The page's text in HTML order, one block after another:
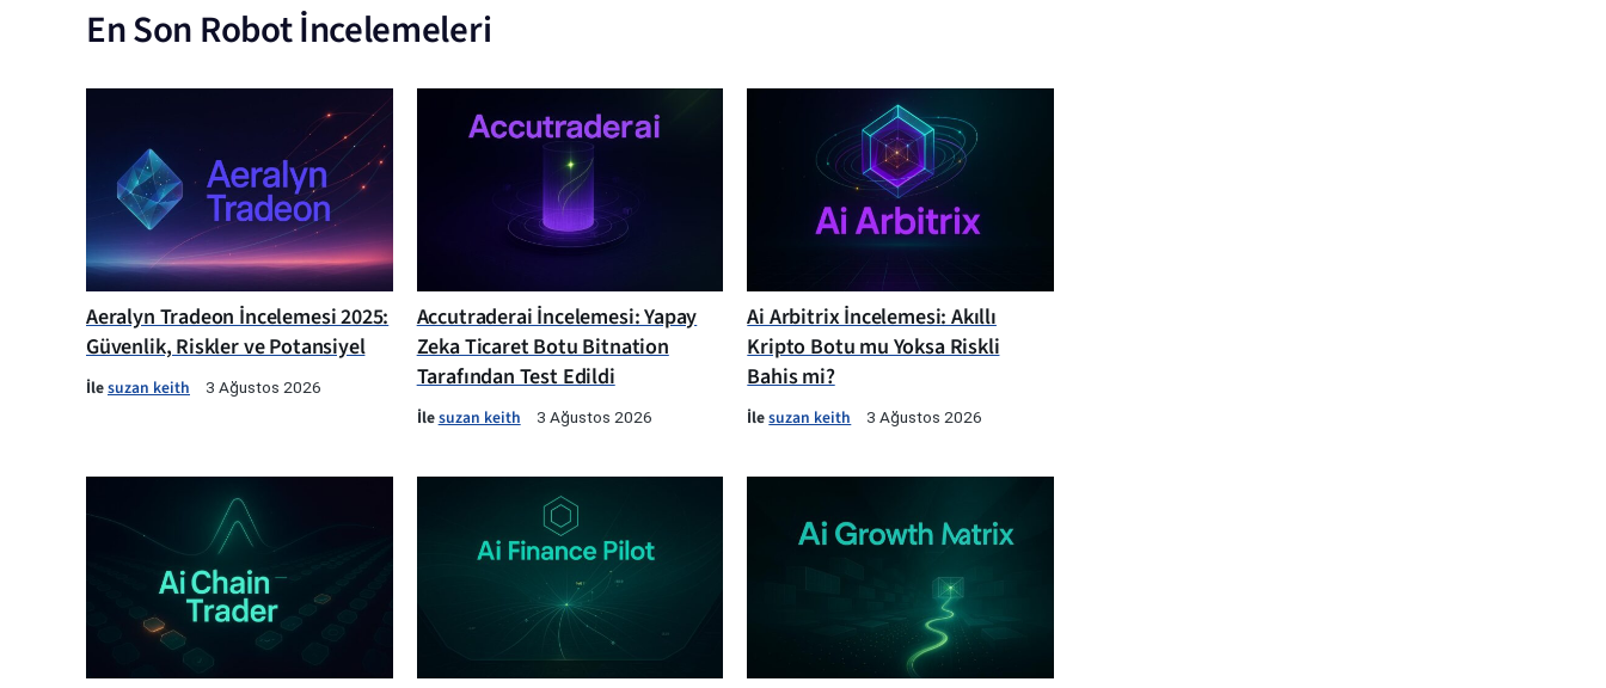
En Son Robot İncelemeleri
Aeralyn Tradeon İncelemesi 2025:
Güvenlik, Riskler ve Potansiyel
İlesuzan keith 3 Ağustos 2026
Accutraderai İncelemesi: Yapay
Zeka Ticaret Botu Bitnation
Tarafından Test Edildi
İlesuzan keith 3 Ağustos 2026
Ai Arbitrix İncelemesi: Akıllı
Kripto Botu mu Yoksa Riskli
Bahis mi?
İlesuzan keith 3 Ağustos 2026